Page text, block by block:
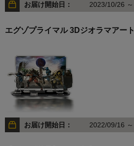
お届け開始日： 2023/10/26 ～
エグゾプライマル 3Dジオラマアート
お届け開始日： 2022/09/16 ～